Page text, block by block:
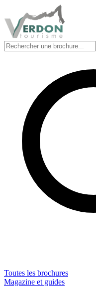
Toutes les brochures
Magazine et guides